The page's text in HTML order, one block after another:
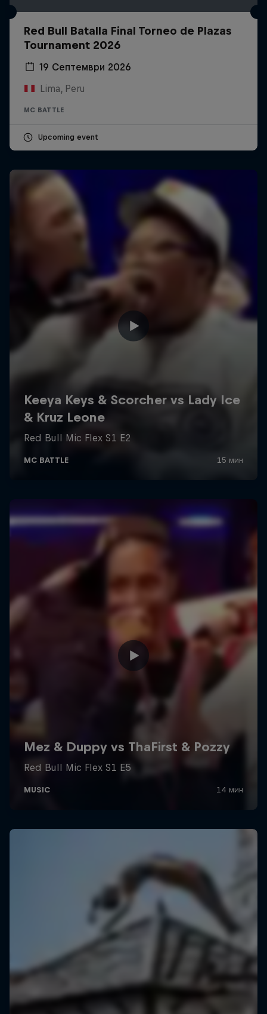
Red Bull Batalla Final Torneo de Plazas
Tournament 2026
19 Септември 2026
Lima, Peru
MC BATTLE
Upcoming event